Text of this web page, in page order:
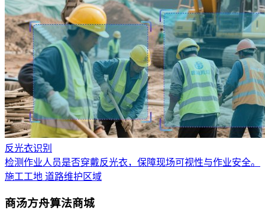
反光衣识别
检测作业人员是否穿戴反光衣，保障现场可视性与作业安全。
施工工地 道路维护区域
商汤方舟算法商城